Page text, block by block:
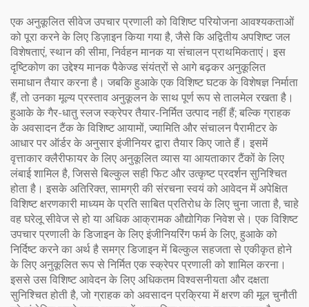
एक अनुकूलित सीवेज उपचार प्रणाली को विशिष्ट परियोजना आवश्यकताओं
को पूरा करने के लिए डिज़ाइन किया गया है, जैसे कि अद्वितीय अपशिष्ट जल
विशेषताएं, स्थान की सीमा, निर्वहन मानक या संचालन प्राथमिकताएं। इस
दृष्टिकोण का उद्देश्य मानक पैकेज्ड संयंत्रों से आगे बढ़कर अनुकूलित
समाधान तैयार करना है। जबकि हुआके एक विशिष्ट घटक के विशेषज्ञ निर्माता
हैं, तो उनका मूल्य प्रस्ताव अनुकूलन के साथ पूर्ण रूप से तालमेल रखता है।
हुआके के गैर-धातु स्लज स्क्रेपर तैयार-निर्मित उत्पाद नहीं हैं; बल्कि ग्राहक
के अवसादन टैंक के विशिष्ट आयामों, ज्यामिति और संचालन पैरामीटर के
आधार पर ऑर्डर के अनुसार इंजीनियर द्वारा तैयार किए जाते हैं। इसमें
वृत्ताकार क्लैरीफायर के लिए अनुकूलित व्यास या आयताकार टैंकों के लिए
लंबाई शामिल है, जिससे बिल्कुल सही फिट और उत्कृष्ट प्रदर्शन सुनिश्चित
होता है। इसके अतिरिक्त, सामग्री की संरचना स्वयं को आवेदन में अपेक्षित
विशिष्ट क्षरणकारी माध्यम के प्रति साबित प्रतिरोध के लिए चुना जाता है, चाहे
वह घरेलू सीवेज से हो या अधिक आक्रामक औद्योगिक निवेश से। एक विशिष्ट
उपचार प्रणाली के डिजाइन के लिए इंजीनियरिंग फर्म के लिए, हुआके को
निर्दिष्ट करने का अर्थ है समग्र डिजाइन में बिल्कुल सहजता से एकीकृत होने
के लिए अनुकूलित रूप से निर्मित एक स्क्रेपर प्रणाली को शामिल करना।
इससे उस विशिष्ट आवेदन के लिए अधिकतम विश्वसनीयता और दक्षता
सुनिश्चित होती है, जो ग्राहक को अवसादन प्रक्रिया में क्षरण की मूल चुनौती